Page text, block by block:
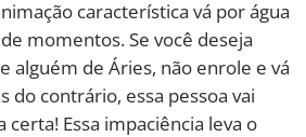
característica vá por água
momentos. Se você deseja
alguém de Áries, não enrole e vá
do contrário, essa pessoa vai
certa! Essa impaciência leva o